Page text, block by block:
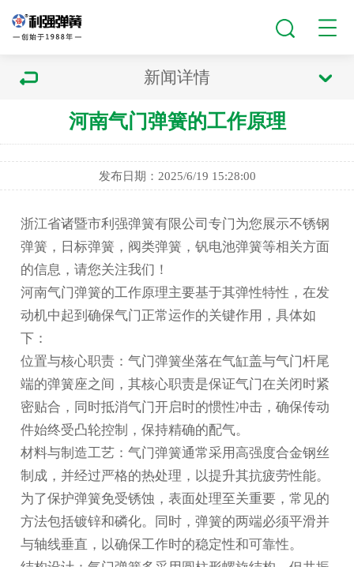
新闻详情
河南气门弹簧的工作原理
发布日期：2025/6/19 15:28:00
浙江省诸暨市利强弹簧有限公司专门为您展示不锈钢
弹簧 ，日标弹簧，阀类弹簧，钒电池弹簧等相关方面
的信息，请您关注我们！
河南气门弹簧的工作原理主要基于其弹性特性，在发
动机中起到确保气门正常运作的关键作用，具体如
下：
位置与核心职责：气门弹簧坐落在气缸盖与气门杆尾
端的弹簧座之间，其核心职责是保证气门在关闭时紧
密贴合，同时抵消气门开启时的惯性冲击，确保传动
件始终受凸轮控制，保持精确的配气。
材料与制造工艺：气门弹簧通常采用高强度合金钢丝
制成，并经过严格的热处理，以提升其抗疲劳性能。
为了保护弹簧免受锈蚀，表面处理至关重要，常见的
方法包括镀锌和磷化。同时，弹簧的两端必须平滑并
与轴线垂直，以确保工作时的稳定性和可靠性。